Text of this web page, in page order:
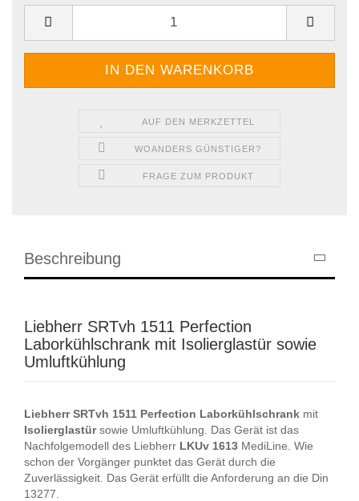
AUF DEN MERKZETTEL
WOANDERS GÜNSTIGER?
FRAGE ZUM PRODUKT
Beschreibung
Liebherr SRTvh 1511 Perfection
Laborkühlschrank mit Isolierglastür sowie
Umluftkühlung
Liebherr SRTvh 1511 Perfection Laborkühlschrank mit
Isolierglastürsowie Umluftkühlung. Das Gerät ist das
Nachfolgemodell des Liebherr LKUv 1613 MediLine. Wie
schon der Vorgänger punktet das Gerät durch die
Zuverlässigkeit. Das Gerät erfüllt die Anforderung an die Din
13277.